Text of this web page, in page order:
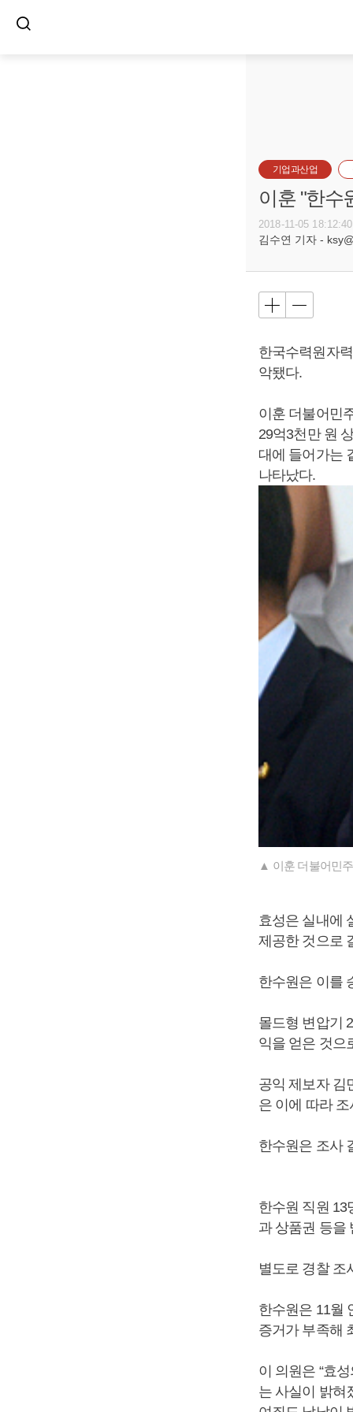
기업과산업
이훈 "한수
2018-11-05 18:12:40
김수연 기자 -
한국수력원자
악됐다.
이훈 더불어민
29억3천만 원
대에 들어가는
나타났다.
▲ 이훈 더불어민
효성은 실내에
제공한 것으로
한수원은 이를
몰드형 변압기
익을 얻은 것으
공익 제보자 김
은 이에 따라
한수원은 조사
한수원 직원 13
과 상품권 등을
별도로 경찰 조
한수원은 11월
증거가 부족해
이 의원은 “효
는 사실이 밝혀